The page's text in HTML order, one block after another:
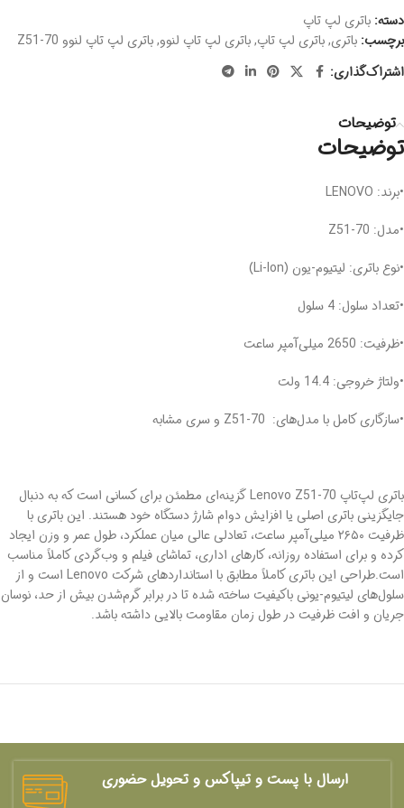
دسته: باتری لپ تاپ
برچسب: باتری,باتری لپ تاپ,باتری لپ تاپ لنوو,باتری لپ تاپ لنوو Z51-70
اشتراک‌گذاری:
توضیحات
توضیحات
•برند: LENOVO
•مدل: Z51‑70
•نوع باتری: لیتیوم‑یون (Li‑Ion)
•تعداد سلول: 4 سلول
•ظرفیت: 2650 میلی‌آمپر ساعت
•ولتاژ خروجی: 14.4 ولت
•سازگاری کامل با مدل‌های: Z51‑70 و سری مشابه
باتری لپ‌تاپ Lenovo Z51‑70 گزینه‌ای مطمئن برای کسانی است که به دنبال
جایگزینی باتری اصلی یا افزایش دوام شارژ دستگاه خود هستند. این باتری با
ظرفیت ۲۶۵۰ میلی‌آمپر ساعت، تعادلی عالی میان عملکرد، طول عمر و وزن ایجاد
کرده و برای استفاده روزانه، کارهای اداری، تماشای فیلم و وب‌گردی کاملاً مناسب
است.طراحی این باتری کاملاً مطابق با استانداردهای شرکت Lenovo است و از
سلول‌های لیتیوم‑یونی باکیفیت ساخته شده تا در برابر گرم‌شدن بیش از حد، نوسان
جریان و افت ظرفیت در طول زمان مقاومت بالایی داشته باشد.
ارسال با پست و تیپاکس و تحویل حضوری